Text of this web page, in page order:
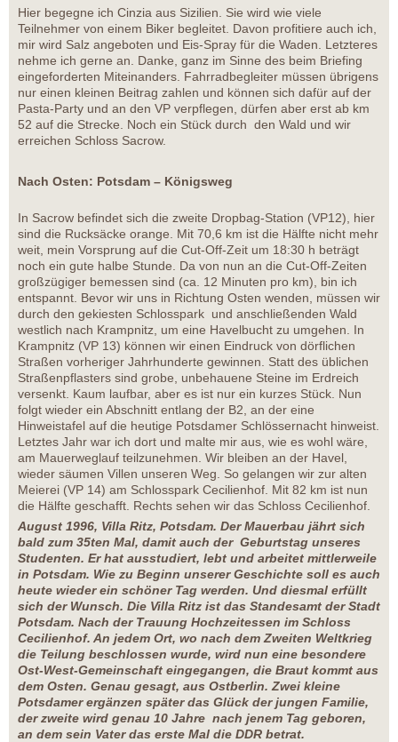
Hier begegne ich Cinzia aus Sizilien. Sie wird wie viele
Teilnehmer von einem Biker begleitet. Davon profitiere auch ich,
mir wird Salz angeboten und Eis-Spray für die Waden. Letzteres
nehme ich gerne an. Danke, ganz im Sinne des beim Briefing
eingeforderten Miteinanders. Fahrradbegleiter müssen übrigens
nur einen kleinen Beitrag zahlen und können sich dafür auf der
Pasta-Party und an den VP verpflegen, dürfen aber erst ab km
52 auf die Strecke. Noch ein Stück durch den Wald und wir
erreichen Schloss Sacrow.
Nach Osten: Potsdam – Königsweg
In Sacrow befindet sich die zweite Dropbag-Station (VP12), hier
sind die Rucksäcke orange. Mit 70,6 km ist die Hälfte nicht mehr
weit, mein Vorsprung auf die Cut-Off-Zeit um 18:30 h beträgt
noch ein gute halbe Stunde. Da von nun an die Cut-Off-Zeiten
großzügiger bemessen sind (ca. 12 Minuten pro km), bin ich
entspannt. Bevor wir uns in Richtung Osten wenden, müssen wir
durch den gekiesten Schlosspark und anschließenden Wald
westlich nach Krampnitz, um eine Havelbucht zu umgehen. In
Krampnitz (VP 13) können wir einen Eindruck von dörflichen
Straßen vorheriger Jahrhunderte gewinnen. Statt des üblichen
Straßenpflasters sind grobe, unbehauene Steine im Erdreich
versenkt. Kaum laufbar, aber es ist nur ein kurzes Stück. Nun
folgt wieder ein Abschnitt entlang der B2, an der eine
Hinweistafel auf die heutige Potsdamer Schlössernacht hinweist.
Letztes Jahr war ich dort und malte mir aus, wie es wohl wäre,
am Mauerweglauf teilzunehmen. Wir bleiben an der Havel,
wieder säumen Villen unseren Weg. So gelangen wir zur alten
Meierei (VP 14) am Schlosspark Cecilienhof. Mit 82 km ist nun
die Hälfte geschafft. Rechts sehen wir das Schloss Cecilienhof.
August 1996, Villa Ritz, Potsdam. Der Mauerbau jährt sich
bald zum 35ten Mal, damit auch der Geburtstag unseres
Studenten. Er hat ausstudiert, lebt und arbeitet mittlerweile
in Potsdam. Wie zu Beginn unserer Geschichte soll es auch
heute wieder ein schöner Tag werden. Und diesmal erfüllt
sich der Wunsch. Die Villa Ritz ist das Standesamt der Stadt
Potsdam. Nach der Trauung Hochzeitessen im Schloss
Cecilienhof. An jedem Ort, wo nach dem Zweiten Weltkrieg
die Teilung beschlossen wurde, wird nun eine besondere
Ost-West-Gemeinschaft eingegangen, die Braut kommt aus
dem Osten. Genau gesagt, aus Ostberlin. Zwei kleine
Potsdamer ergänzen später das Glück der jungen Familie,
der zweite wird genau 10 Jahre nach jenem Tag geboren,
an dem sein Vater das erste Mal die DDR betrat.